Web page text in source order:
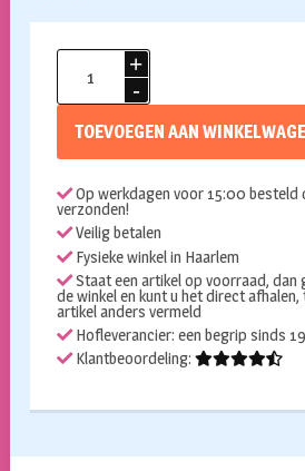
62cm
TOEVOEGEN AAN
Op werkdagen voor 15:00 besteld
verzonden!
Veilig betalen
Fysieke winkel in Haarlem
Staat een artikel op voorraad, dan
de winkel en kunt u het direct afhalen,
artikel anders vermeld
Hofleverancier: een begrip sinds
Klantbeoordeling: